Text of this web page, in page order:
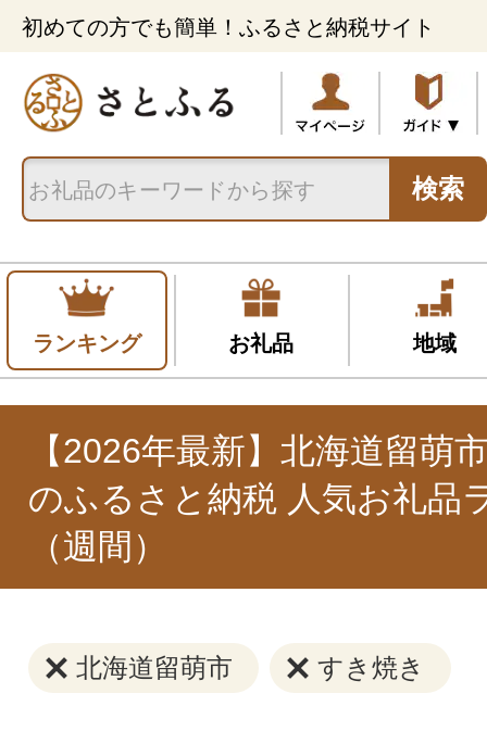
初めての方でも簡単！ふるさと納税サイト
検索
ランキング お礼品 地域
【2026年最新】北海道留萌
のふるさと納税 人気お礼品
（週間）
北海道留萌市 すき焼き